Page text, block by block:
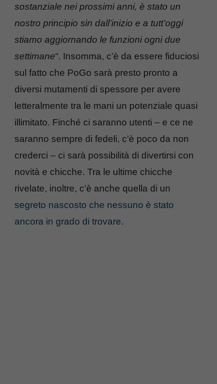
sostanziale nei prossimi anni, è stato un
nostro principio sin dall’inizio e a tutt’oggi
stiamo aggiornando le funzioni ogni due
settimane“. Insomma, c’è da essere fiduciosi
sul fatto che PoGo sarà presto pronto a
diversi mutamenti di spessore per avere
letteralmente tra le mani un potenziale quasi
illimitato. Finché ci saranno utenti – e ce ne
saranno sempre di fedeli, c’è poco da non
crederci – ci sarà possibilità di divertirsi con
novità e chicche. Tra le ultime chicche
rivelate, inoltre, c’è anche quella di un
segreto nascosto che nessuno è stato
ancora in grado di trovare.